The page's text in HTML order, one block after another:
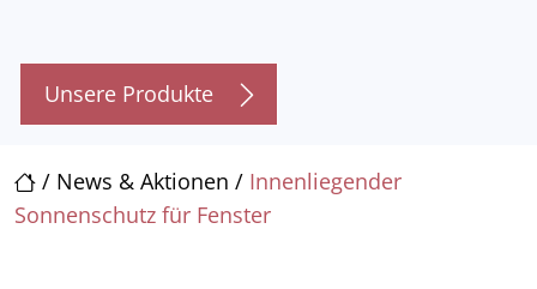
/ News & Aktionen / Innenliegender
Sonnenschutz für Fenster
Unsere Produkte